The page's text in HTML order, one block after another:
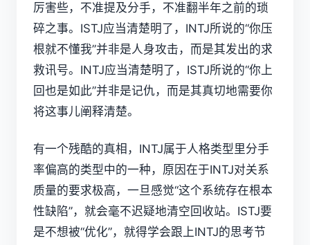
厉害些，不准提及分手，不准翻半年之前的琐
碎之事。ISTJ应当清楚明了，INTJ所说的“你压
根就不懂我”并非是人身攻击，而是其发出的求
救讯号。INTJ应当清楚明了，ISTJ所说的“你上
回也是如此”并非是记仇，而是其真切地需要你
将这事儿阐释清楚。
有一个残酷的真相，INTJ属于人格类型里分手
率偏高的类型中的一种，原因在于INTJ对关系
质量的要求极高，一旦感觉“这个系统存在根本
性缺陷”，就会毫不迟疑地清空回收站。ISTJ要
是不想被“优化”，就得学会跟上INTJ的思考节